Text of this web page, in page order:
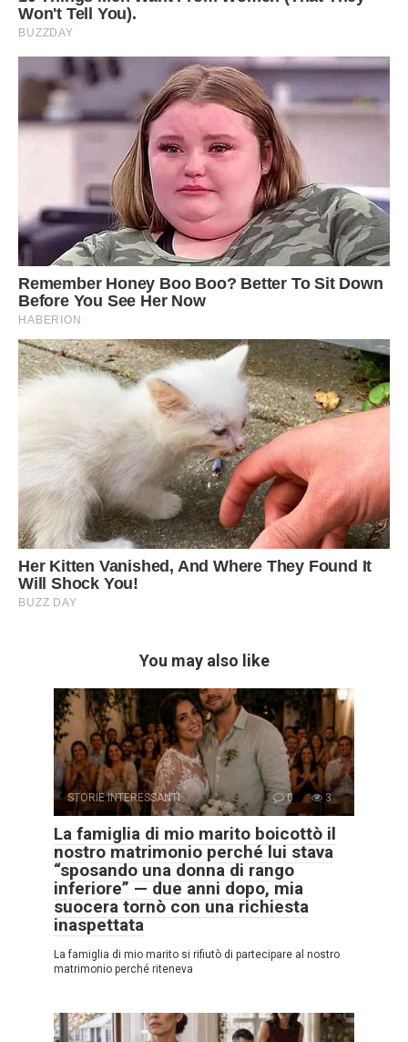
You may also like
STORIE INTERESSANTI 0 3
La famiglia di mio marito boicottò il
nostro matrimonio perché lui stava
“sposando una donna di rango
inferiore” — due anni dopo, mia
suocera tornò con una richiesta
inaspettata
La famiglia di mio marito si rifiutò di partecipare al nostro
matrimonio perché riteneva